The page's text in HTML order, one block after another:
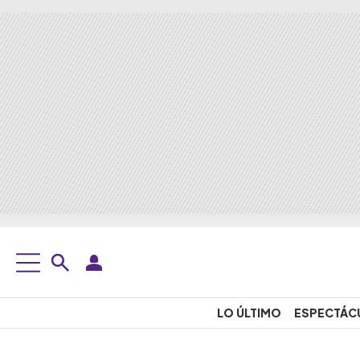
LO ÚLTIMO